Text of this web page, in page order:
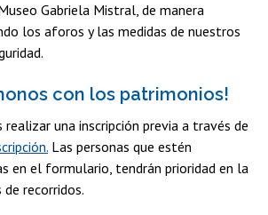
Gabriela Mistral, de manera
los aforos y las medidas de nuestros
con los patrimonios!
realizar una inscripción previa a través de
Las personas que estén
en el formulario, tendrán prioridad en la
recorridos.